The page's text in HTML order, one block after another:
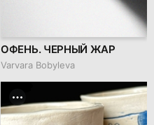
ОФЕНЬ. ЧЕРНЫЙ ЖАР
Varvara Bobyleva